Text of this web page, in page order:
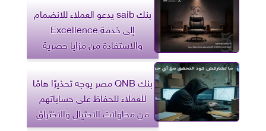
بنك saib يدعو العملاء للانضمام
إلى خدمة Excellence
والاستفادة من مزايا حصرية
بنك QNB مصر يوجه تحذيرًا هامًا
للعملاء للحفاظ على حساباتهم
من محاولات الاحتيال والاختراق